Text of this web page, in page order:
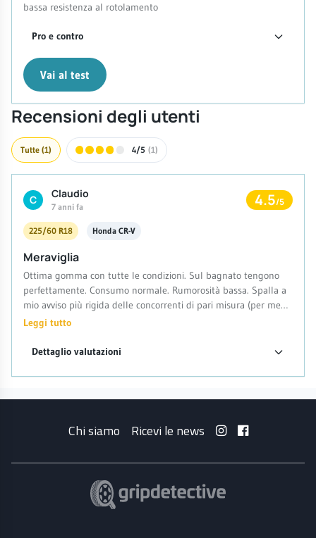
bassa resistenza al rotolamento
Pro e contro
Vai al test
Recensioni degli utenti
Tutte (1) 4/5 (1)
C Claudio
7 anni fa 4.5/5
225/60 R18 Honda CR-V
Meraviglia
Ottima gomma con tutte le condizioni. Sul bagnato tengono
perfettamente. Consumo normale. Rumorosità bassa. Spalla a
mio avviso più rigida delle concorrenti di pari misura (per me
molto meglio cosi).
Leggi tutto
Dettaglio valutazioni
Chi siamo Ricevi le news